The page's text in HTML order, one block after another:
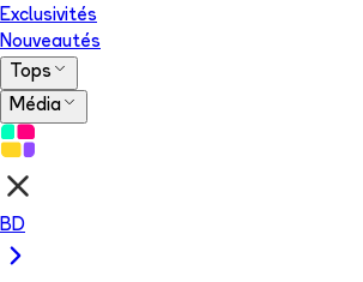
Exclusivités
Nouveautés
Tops
Média
BD